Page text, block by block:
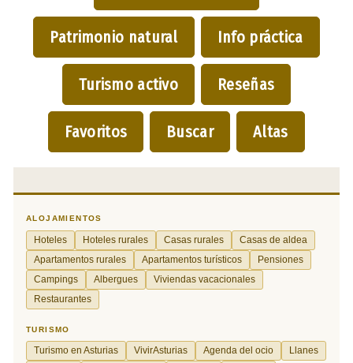
Patrimonio natural Info práctica
Turismo activo Reseñas
Favoritos Buscar Altas